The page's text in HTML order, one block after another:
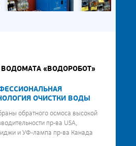
«ВОДОРОБОТ»
ОЧИСТКИ ВОДЫ
обратного осмоса высокой
пр-ва USA,
и УФ-лампа пр-ва Канада